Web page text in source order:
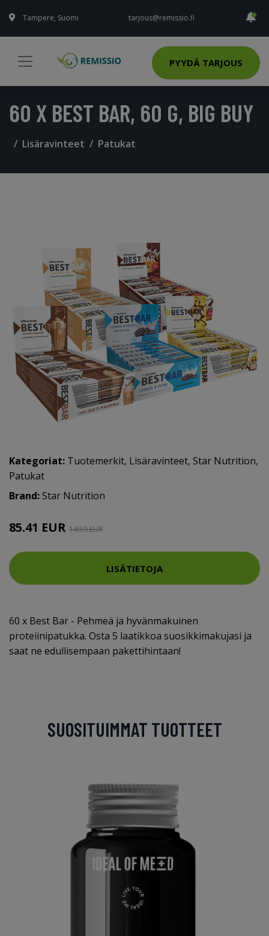
Tampere, Suomi tarjous@remissio.fi
PYYDÄ TARJOUS
60 X BEST BAR, 60 G, BIG BUY
Lisäravinteet Patukat
Kategoriat: Tuotemerkit, Lisäravinteet, Star Nutrition,
Patukat
Brand:Star Nutrition
85.41 EUR 149.9 EUR
LISÄTIETOJA
60 x Best Bar - Pehmeä ja hyvänmakuinen
proteiinipatukka. Osta 5 laatikkoa suosikkimakujasi ja
saat ne edullisempaan pakettihintaan!
SUOSITUIMMAT TUOTTEET